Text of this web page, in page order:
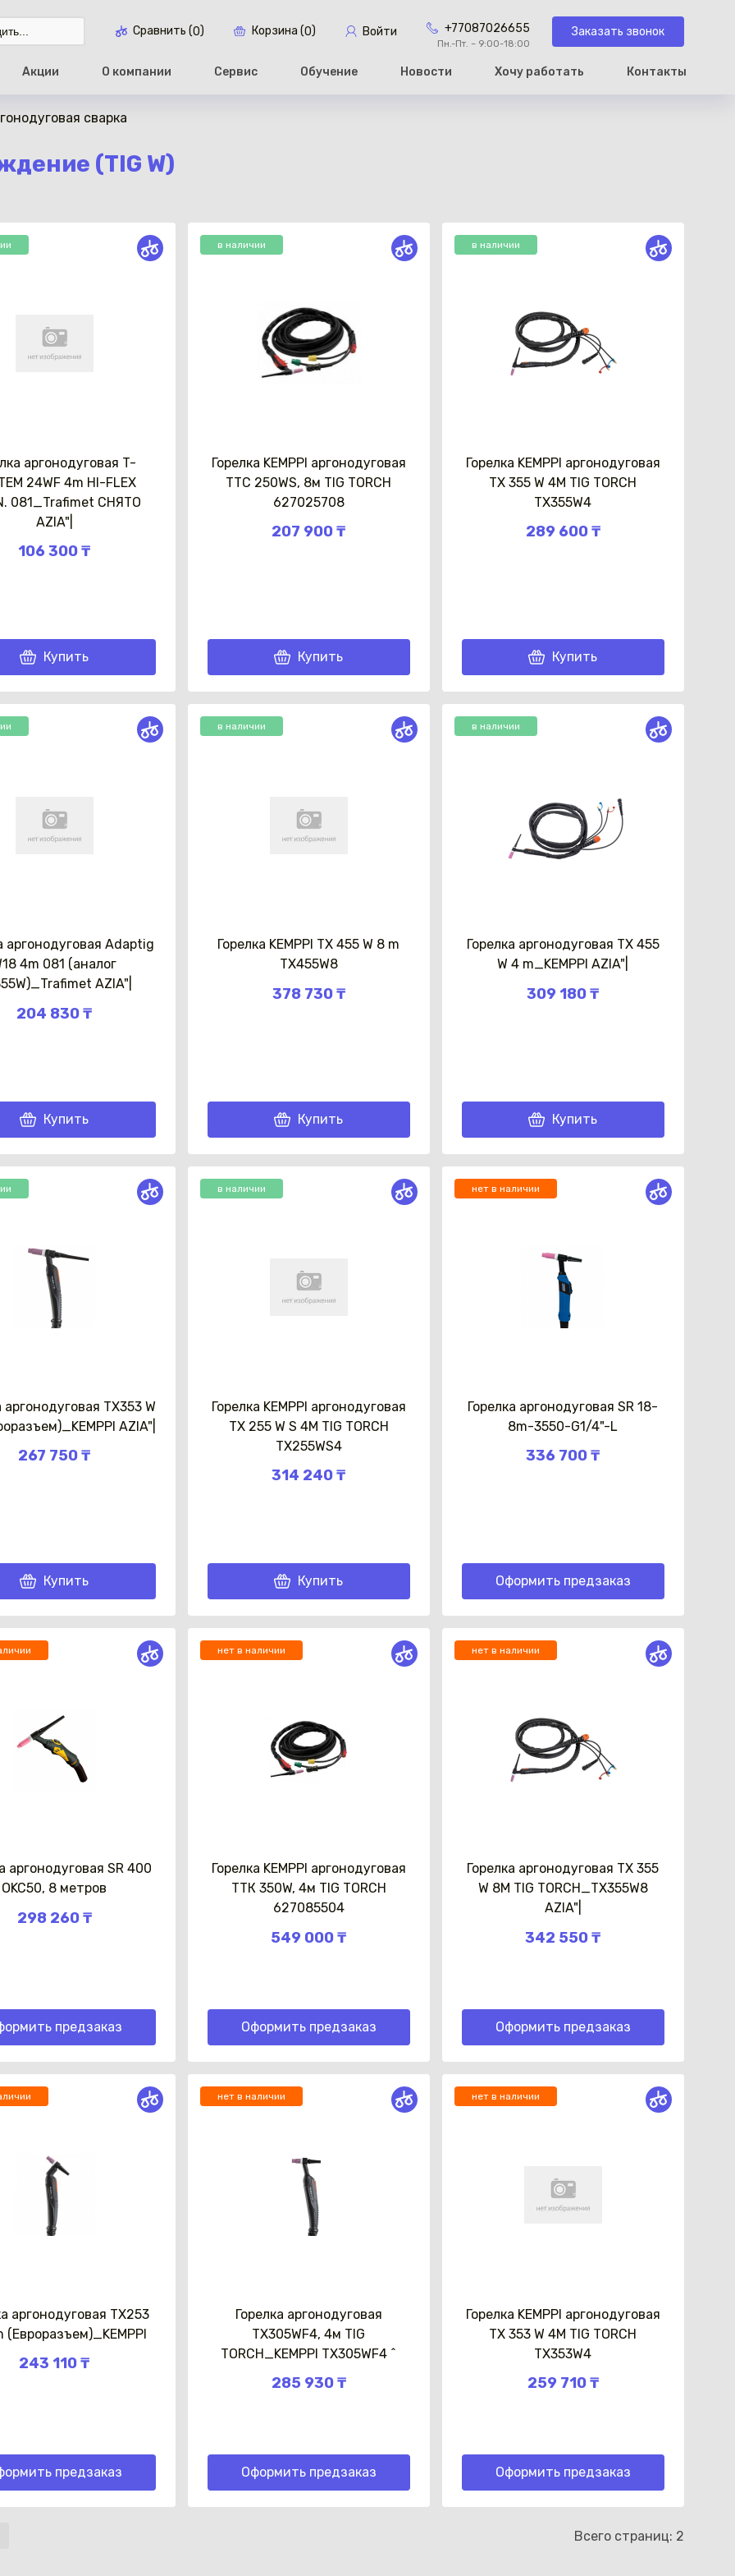
Сравнить (0) Корзина (0) Войти +77087026655
Пн.-Пт. – 9:00-18:00
Заказать звонок
Акции О компании Сервис Обучение Новости Хочу работать Контакты
сварка
(TIG W)
аргонодуговая T-
24WF 4m HI-FLEX
081_Trafimet СНЯТО
AZIA"|
106 300 ₸
Купить
в наличии
Горелка KEMPPI аргонодуговая
ТТС 250WS, 8м TIG TORCH
627025708
207 900 ₸
Купить
в наличии
Горелка KEMPPI аргонодуговая
ТХ 355 W 4M TIG TORCH
TX355W4
289 600 ₸
Купить
аргонодуговая Adaptig
4m 081 (аналог
AZIA"|
204 830 ₸
Купить
в наличии
Горелка KEMPPI ТХ 455 W 8 m
TX455W8
378 730 ₸
Купить
в наличии
Горелка аргонодуговая TX 455
W 4 m_KEMPPI AZIA"|
309 180 ₸
Купить
аргонодуговая TX353 W
AZIA"|
267 750 ₸
Купить
в наличии
Горелка KEMPPI аргонодуговая
ТX 255 W S 4M TIG TORCH
TX255WS4
314 240 ₸
Купить
нет в наличии
Горелка аргонодуговая SR 18-
8m-3550-G1/4"-L
336 700 ₸
Оформить предзаказ
аргонодуговая SR 400
OKC50, 8 метров
298 260 ₸
предзаказ
нет в наличии
Горелка KEMPPI аргонодуговая
ТТК 350W, 4м TIG TORCH
627085504
549 000 ₸
Оформить предзаказ
нет в наличии
Горелка аргонодуговая TX 355
W 8M TIG TORCH_TX355W8
AZIA"|
342 550 ₸
Оформить предзаказ
аргонодуговая TX253
(Евроразъем)_KEMPPI
243 110 ₸
предзаказ
нет в наличии
Горелка аргонодуговая
TX305WF4, 4м TIG
TORCH_KEMPPI TX305WF4 ^
285 930 ₸
Оформить предзаказ
нет в наличии
Горелка KEMPPI аргонодуговая
ТХ 353 W 4M TIG TORCH
TX353W4
259 710 ₸
Оформить предзаказ
Всего страниц: 2